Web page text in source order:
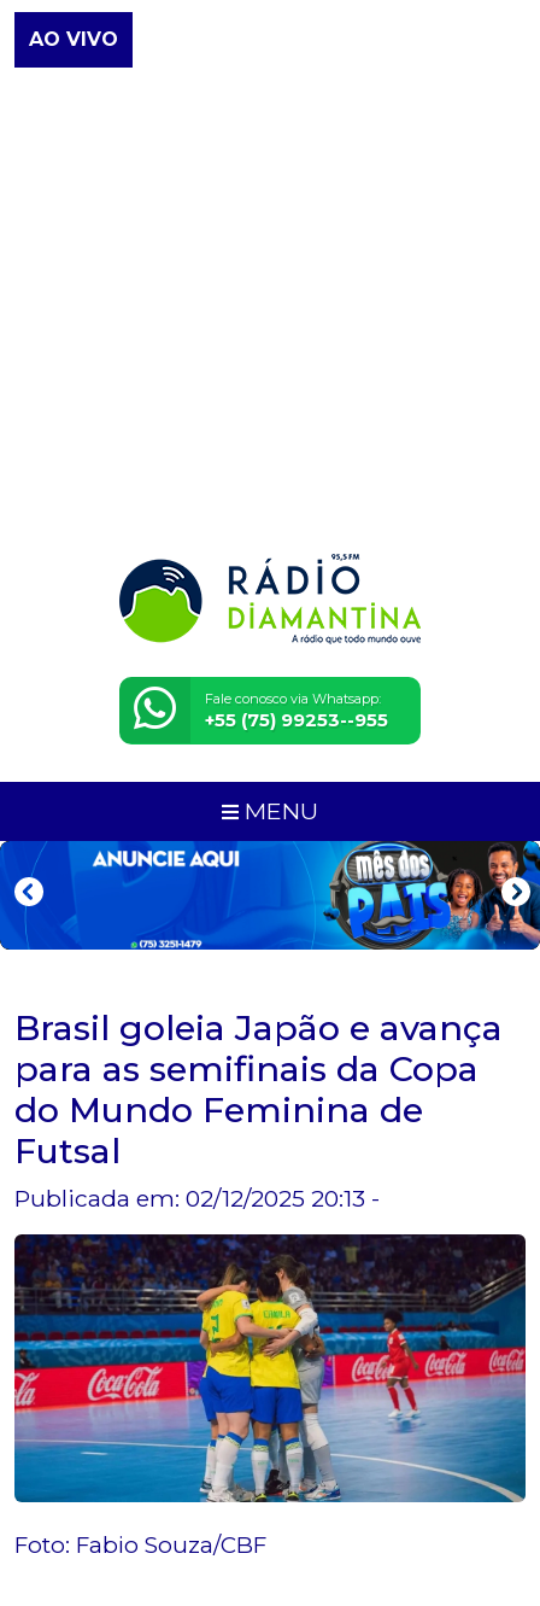
AO VIVO
Fale conosco via Whatsapp:
+55 (75) 99253--955
MENU
Brasil goleia Japão e avança
para as semifinais da Copa
do Mundo Feminina de
Futsal
Publicada em: 02/12/2025 20:13 -
Foto: Fabio Souza/CBF